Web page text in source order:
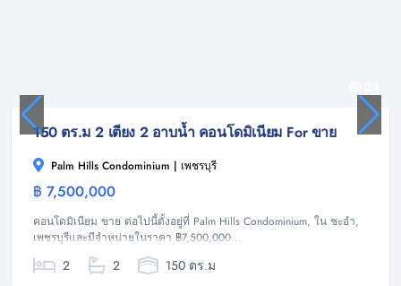
150 ตร.ม 2 เตียง 2 อาบน้ำ คอนโดมิเนียม For ขาย
Palm Hills Condominium | เพชรบุรี
฿ 7,500,000
คอนโดมิเนียม ขาย ต่อไปนี้ตั้งอยู่ที่ Palm Hills Condominium, ใน ชะอำ,
เพชรบุรีและมีจำหน่ายในราคา ฿7,500,000...
2 2 150 ตร.ม